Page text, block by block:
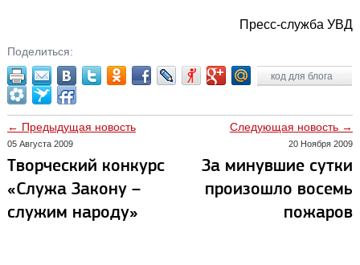
Пресс-служба УВД
Поделиться:
код для блога
← Предыдущая новость
05 Августа 2009
Творческий конкурс
«Служа Закону –
служим народу»
Следующая новость →
20 Ноября 2009
За минувшие сутки
произошло восемь
пожаров